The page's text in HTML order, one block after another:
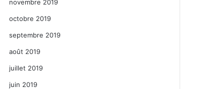
novembre 2019
octobre 2019
septembre 2019
août 2019
juillet 2019
juin 2019